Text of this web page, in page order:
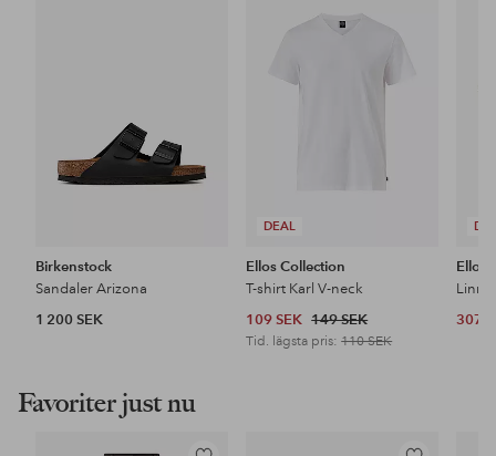
Birkenstock
Sandaler Arizona
1 200 SEK
DEAL
Ellos Collection
T-shirt Karl V-neck
109 SEK 149 SEK
Tid. lägsta pris:110 SEK
Ellos
307
Favoriter just nu